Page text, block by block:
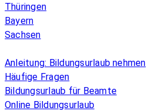
Thüringen
Bayern
Sachsen
Anleitung: Bildungsurlaub nehmen
Häufige Fragen
Bildungsurlaub für Beamte
Online Bildungsurlaub